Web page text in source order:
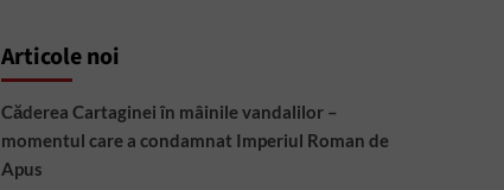
Articole noi
Căderea Cartaginei în mâinile vandalilor –
momentul care a condamnat Imperiul Roman de
Apus